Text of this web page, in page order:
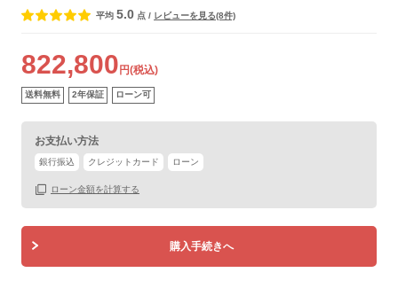
平均 5.0 点 / レビューを見る(8件)
822,800 円(税込)
送料無料 2年保証 ローン可
お支払い方法
銀行振込 クレジットカード ローン
ローン金額を計算する
購入手続きへ